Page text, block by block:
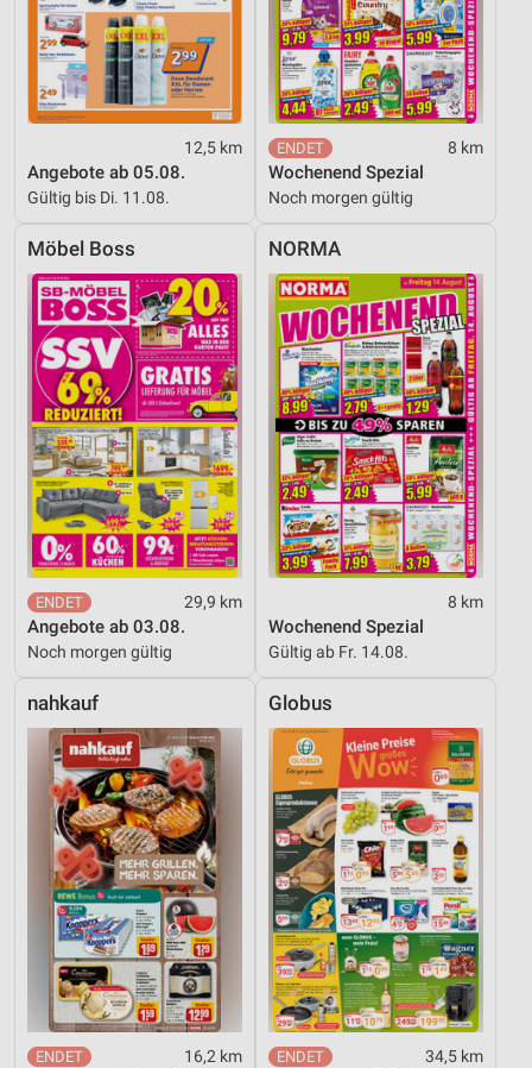
12,5 km
Angebote ab 05.08.
Gültig bis Di. 11.08.
8 km
Wochenend Spezial
Noch morgen gültig
Möbel Boss
29,9 km
Angebote ab 03.08.
Noch morgen gültig
NORMA
8 km
Wochenend Spezial
Gültig ab Fr. 14.08.
nahkauf
16,2 km
Globus
34,5 km